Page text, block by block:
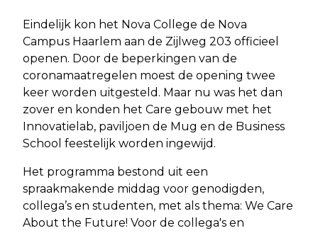
Eindelijk kon het Nova College de Nova
Campus Haarlem aan de Zijlweg 203 officieel
openen. Door de beperkingen van de
coronamaatregelen moest de opening twee
keer worden uitgesteld. Maar nu was het dan
zover en konden het Care gebouw met het
Innovatielab, paviljoen de Mug en de Business
School feestelijk worden ingewijd.
Het programma bestond uit een
spraakmakende middag voor genodigden,
collega’s en studenten, met als thema: We Care
About the Future! Voor de collega's en